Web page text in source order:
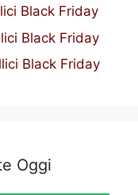
Black Friday
Black Friday
Black Friday
Oggi